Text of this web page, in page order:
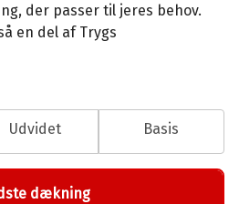
der passer til jeres behov.
en del af Trygs
Udvidet Basis
dækning